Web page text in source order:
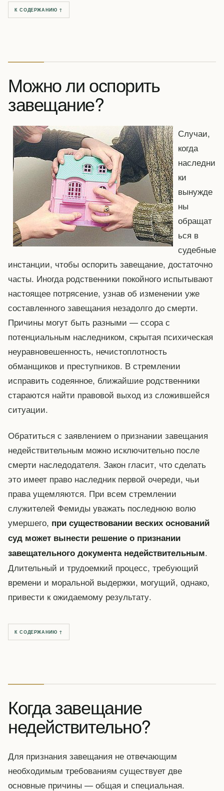
К СОДЕРЖАНИЮ ↑
Можно ли оспорить
завещание?
Случаи,
когда
наследни
ки
вынужде
ны
обращат
ься в
судебные
инстанции, чтобы оспорить завещание, достаточно
часты. Иногда родственники покойного испытывают
настоящее потрясение, узнав об изменении уже
составленного завещания незадолго до смерти.
Причины могут быть разными — ссора с
потенциальным наследником, скрытая психическая
неуравновешенность, нечистоплотность
обманщиков и преступников. В стремлении
исправить содеянное, ближайшие родственники
стараются найти правовой выход из сложившейся
ситуации.
Обратиться с заявлением о признании завещания
недействительным можно исключительно после
смерти наследодателя. Закон гласит, что сделать
это имеет право наследник первой очереди, чьи
права ущемляются. При всем стремлении
служителей Фемиды уважать последнюю волю
умершего, при существовании веских оснований
суд может вынести решение о признании
завещательного документа недействительным.
Длительный и трудоемкий процесс, требующий
времени и моральной выдержки, могущий, однако,
привести к ожидаемому результату.
К СОДЕРЖАНИЮ ↑
Когда завещание
недействительно?
Для признания завещания не отвечающим
необходимым требованиям существует две
основные причины — общая и специальная.